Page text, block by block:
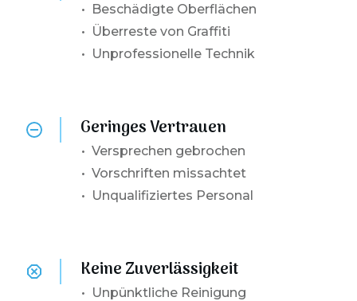
• Beschädigte Oberflächen
• Überreste von Graffiti
• Unprofessionelle Technik
Geringes Vertrauen
•Versprechen gebrochen
• Vorschriften missachtet
• Unqualifiziertes Personal
Keine Zuverlässigkeit
• Unpünktliche Reinigung